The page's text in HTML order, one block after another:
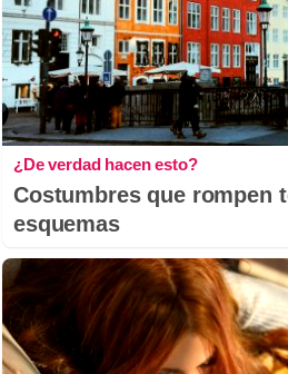
¿De verdad hacen esto?
Costumbres que rompen
esquemas